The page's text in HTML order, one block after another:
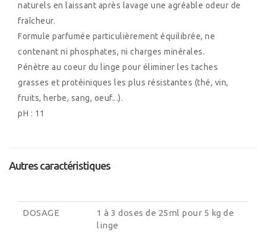
naturels en laissant après lavage une agréable odeur de
fraîcheur.
Formule parfumée particulièrement équilibrée, ne
contenant ni phosphates, ni charges minérales.
Pénètre au coeur du linge pour éliminer les taches
grasses et protéiniques les plus résistantes (thé, vin,
fruits, herbe, sang, oeuf...).
pH : 11
Autres caractéristiques
DOSAGE
1 à 3 doses de 25ml pour 5 kg de
linge